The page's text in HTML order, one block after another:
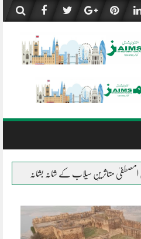
جلال پور پیروالا المصطفیٰ کی خیمہ بستیوں